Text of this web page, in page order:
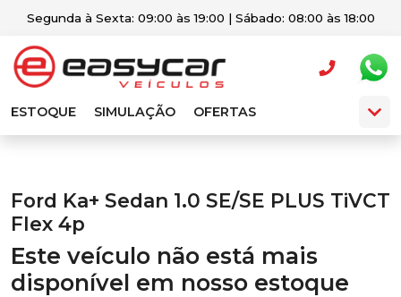
Segunda à Sexta: 09:00 às 19:00 | Sábado: 08:00 às 18:00
ESTOQUE SIMULAÇÃO OFERTAS
Ford Ka+ Sedan 1.0 SE/SE PLUS TiVCT
Flex 4p
Este veículo não está mais
disponível em nosso estoque